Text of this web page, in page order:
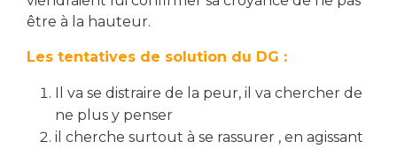
être à la hauteur.
Les tentatives de solution du DG :
Il va se distraire de la peur, il va chercher de
ne plus y penser
il cherche surtout à se rassurer , en agissant